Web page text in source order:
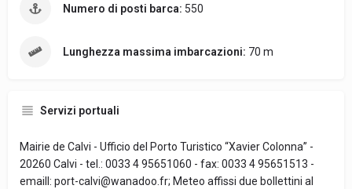
Numero di posti barca: 550
Lunghezza massima imbarcazioni: 70 m
Servizi portuali
Mairie de Calvi - Ufficio del Porto Turistico “Xavier Colonna” -
20260 Calvi - tel.: 0033 4 95651060 - fax: 0033 4 95651513 -
emaill: port-calvi@wanadoo.fr; Meteo affissi due bollettini al